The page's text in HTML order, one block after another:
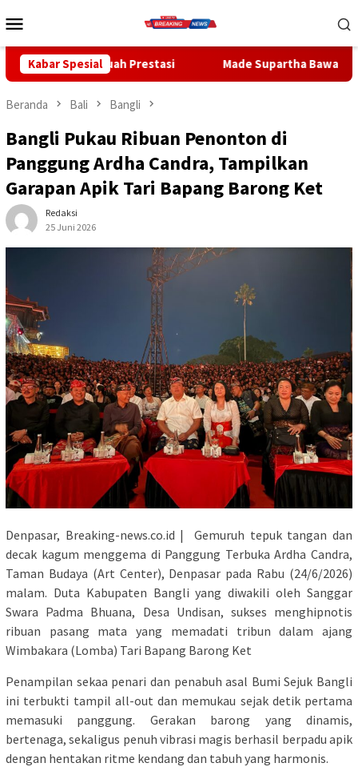
ke
Mobile
Kabar Spesial
Prestasi Made Supartha Bawa Energi Baru ABTI Bali,
Beranda Bali Bangli
Bangli Pukau Ribuan Penonton di
Panggung Ardha Candra, Tampilkan
Garapan Apik Tari Bapang Barong Ket
Redaksi
25 Juni 2026
Denpasar, Breaking-news.co.id | Gemuruh tepuk tangan dan
decak kagum menggema di Panggung Terbuka Ardha Candra,
Taman Budaya (Art Center), Denpasar pada Rabu (24/6/2026)
malam. Duta Kabupaten Bangli yang diwakili oleh Sanggar
Swara Padma Bhuana, Desa Undisan, sukses menghipnotis
ribuan pasang mata yang memadati tribun dalam ajang
Wimbakara (Lomba) Tari Bapang Barong Ket
​Penampilan sekaa penari dan penabuh asal Bumi Sejuk Bangli
ini terbukti tampil all-out dan memukau sejak detik pertama
memasuki panggung. Gerakan barong yang dinamis,
bertenaga, sekaligus penuh vibrasi magis berhasil berpadu apik
dengan hentakan ritme kendang dan tabuh yang harmonis.